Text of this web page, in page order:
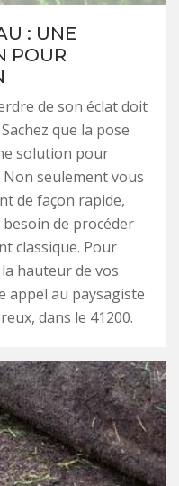
: UNE
POUR
de son éclat doit
que la pose
solution pour
seulement vous
de façon rapide,
besoin de procéder
classique. Pour
hauteur de vos
appel au paysagiste
dans le 41200.